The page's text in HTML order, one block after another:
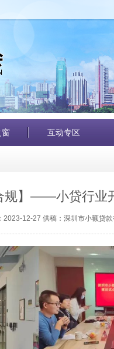
窗 互动专区
规】——小贷行业
2023-12-27 供稿：深圳市小额贷